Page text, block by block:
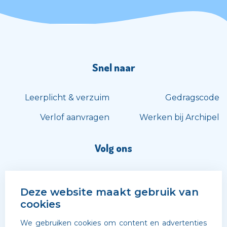
Snel naar
Leerplicht & verzuim
Verlof aanvragen
Gedragscode
Werken bij Archipel
Volg ons
Deze website maakt gebruik van
cookies
We gebruiken cookies om content en advertenties